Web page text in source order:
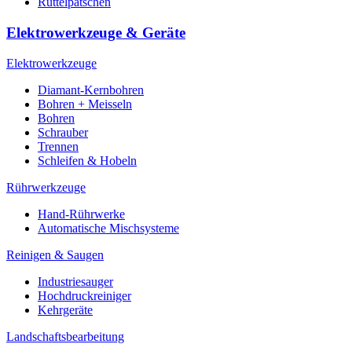
Elektrowerkzeuge & Geräte
Elektrowerkzeuge
Diamant-Kernbohren
Bohren + Meisseln
Bohren
Schrauber
Trennen
Schleifen & Hobeln
Rührwerkzeuge
Hand-Rührwerke
Automatische Mischsysteme
Reinigen & Saugen
Industriesauger
Hochdruckreiniger
Kehrgeräte
Landschaftsbearbeitung